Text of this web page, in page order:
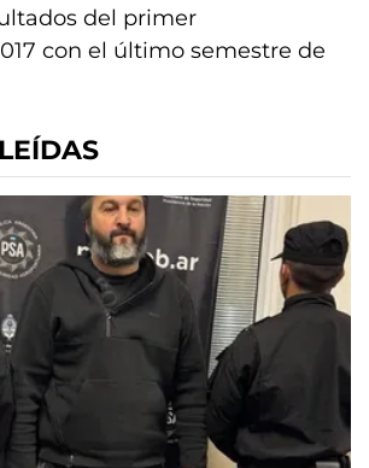
del primer
con el último semestre de